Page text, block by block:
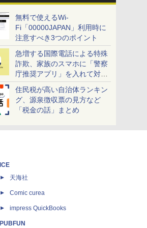
無料で使えるWi-
Fi「00000JAPAN」利用時に
注意すべき3つのポイント
急増する国際電話による特殊
詐欺、家族のスマホに「警察
庁推奨アプリ」を入れて対策
しよう！
住民税が高い自治体ランキン
グ、源泉徴収票の見方など
「税金の話」まとめ
ICE
天海社
Comic curea
impress QuickBooks
PUBFUN